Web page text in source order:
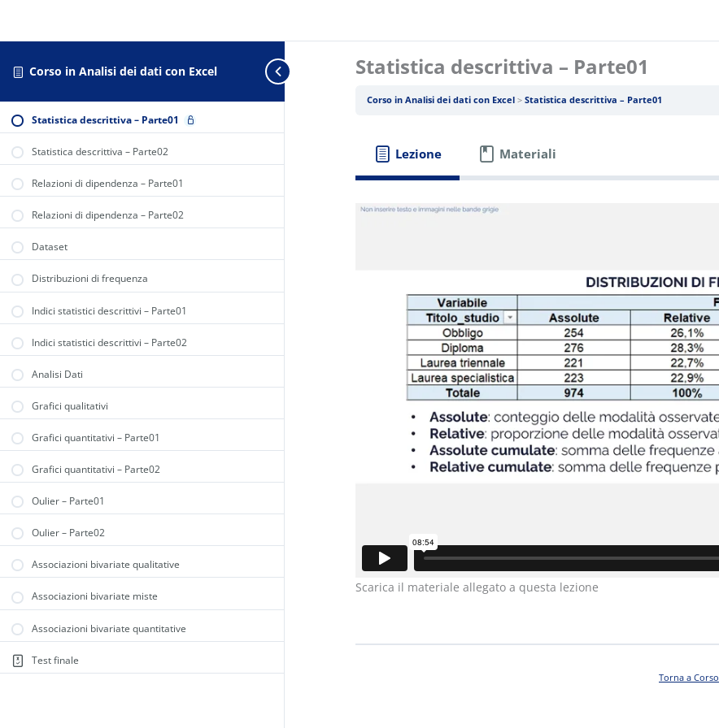
Corso in Analisi dei dati con Excel
Statistica descrittiva – Parte01
Statistica descrittiva – Parte02
Relazioni di dipendenza – Parte01
Relazioni di dipendenza – Parte02
Dataset
Distribuzioni di frequenza
Indici statistici descrittivi – Parte01
Indici statistici descrittivi – Parte02
Analisi Dati
Grafici qualitativi
Grafici quantitativi – Parte01
Grafici quantitativi – Parte02
Oulier – Parte01
Oulier – Parte02
Associazioni bivariate qualitative
Associazioni bivariate miste
Associazioni bivariate quantitative
Test finale
Statistica descrittiva – Parte01
Corso in Analisi dei dati con Excel Statistica descrittiva – Parte01
Lezione Materiali
Scarica il materiale allegato a questa lezione
Torna a Corso